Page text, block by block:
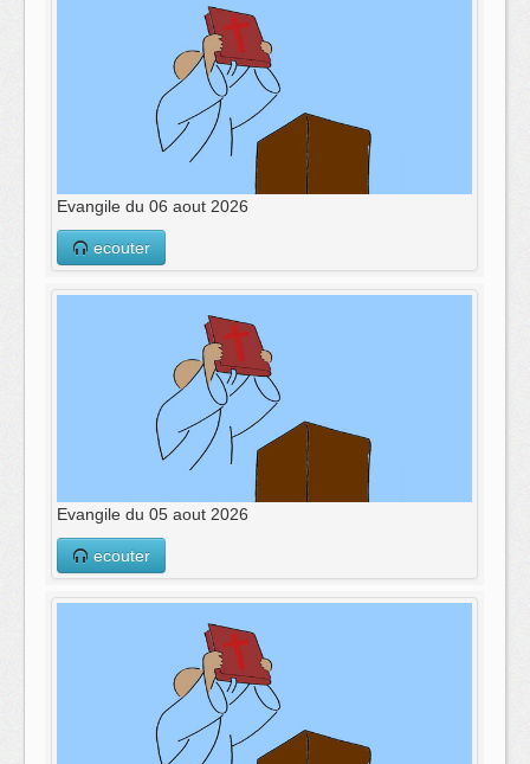
Evangile du 06 aout 2026
ecouter
Evangile du 05 aout 2026
ecouter